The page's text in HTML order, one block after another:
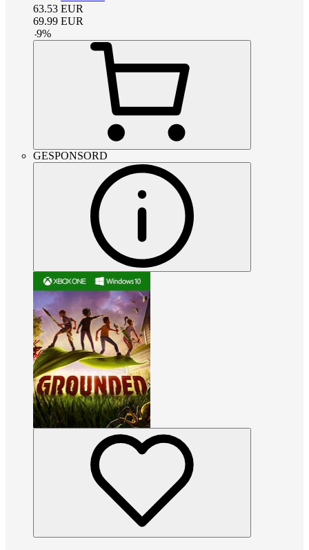
63.53 EUR
69.99 EUR
-9%
GESPONSORD